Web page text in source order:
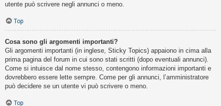
utente può scrivere negli annunci o meno.
Top
Cosa sono gli argomenti importanti?
Gli argomenti importanti (in inglese, Sticky Topics) appaiono in cima alla
prima pagina del forum in cui sono stati scritti (dopo eventuali annunci).
Come si intuisce dal nome stesso, contengono informazioni importanti e
dovrebbero essere lette sempre. Come per gli annunci, l’amministratore
può decidere se un utente vi può scrivere o meno.
Top